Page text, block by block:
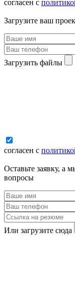
согласен с
Загрузите ваш
Загрузить файлы
согласен с
Оставьте заявку, а
вопросы
Или загрузите сюда